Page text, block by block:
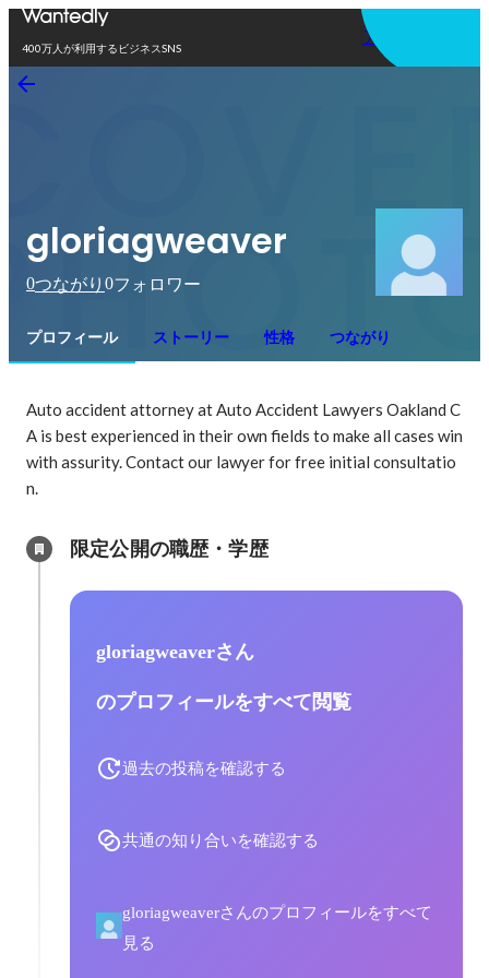
400万人が利用するビジネスSNS
アプリを使う
gloriagweaver
0つながり 0フォロワー
プロフィール ストーリー 性格 つながり
Auto accident attorney at Auto Accident Lawyers Oakland C
A is best experienced in their own fields to make all cases win
with assurity. Contact our lawyer for free initial consultatio
n.
限定公開の職歴・学歴
gloriagweaverさん
のプロフィールをすべて閲覧
過去の投稿を確認する
共通の知り合いを確認する
gloriagweaverさんのプロフィールをすべて
見る